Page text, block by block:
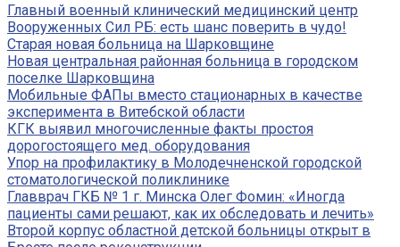
Главный военный клинический медицинский центр
Вооруженных Сил РБ: есть шанс поверить в чудо!
Старая новая больница на Шарковщине
Новая центральная районная больница в городском
поселке Шарковщина
Мобильные ФАПы вместо стационарных в качестве
эксперимента в Витебской области
КГК выявил многочисленные факты простоя
дорогостоящего мед. оборудования
Упор на профилактику в Молодечненской городской
стоматологической поликлинике
Главврач ГКБ № 1 г. Минска Олег Фомин: «Иногда
пациенты сами решают, как их обследовать и лечить»
Второй корпус областной детской больницы открыт в